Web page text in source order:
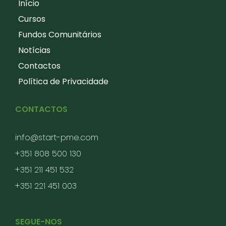
Início
Cursos
Fundos Comunitários
Notícias
Contactos
Política de Privacidade
CONTACTOS
info@start-pme.com
+351 808 500 130
+351 211 451 532
+351 221 451 003
SEGUE-NOS